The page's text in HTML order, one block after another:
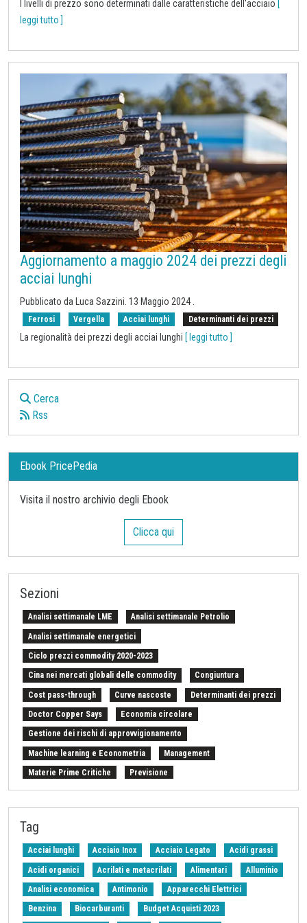
I livelli di prezzo sono determinati dalle caratteristiche dell'acciaio
leggi tutto ]
Aggiornamento a maggio 2024 dei prezzi degli
acciai lunghi
Pubblicato da Luca Sazzini. 13 Maggio 2024
Ferrosi Vergella Acciai lunghi Determinanti dei prezzi
La regionalità dei prezzi degli acciai lunghi [ leggi tutto ]
Cerca
Rss
Ebook PricePedia
Visita il nostro archivio degli Ebook
Clicca qui
Sezioni
Analisi settimanale LME Analisi settimanale Petrolio
Analisi settimanale energetici
Ciclo prezzi commodity 2020-2023
Cina nei mercati globali delle commodity Congiuntura
Cost pass-through Curve nascoste Determinanti dei prezzi
Doctor Copper Says Economia circolare
Gestione dei rischi di approvvigionamento
Machine learning e Econometria Management
Materie Prime Critiche Previsione
Procurement Intelligence Settimana Finanziaria Materie Prime
Tariffe sulle importazioni
Tag
Acciai lunghi Acciaio Inox Acciaio Legato Acidi grassi
Acidi organici Acrilati e metacrilati Alimentari Alluminio
Analisi economica Antimonio Apparecchi Elettrici
Benzina Biocarburanti Budget Acquisti 2023